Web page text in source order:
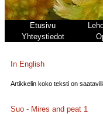
Etusivu
Yhteystiedot
In English
Artikkelin koko teksti on
Suo - Mires and peat 1